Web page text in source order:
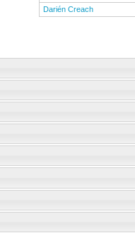
Darién Creach